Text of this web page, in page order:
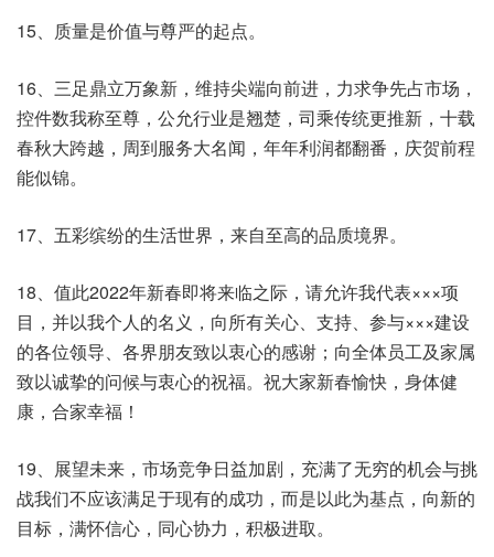
15、质量是价值与尊严的起点。
16、三足鼎立万象新，维持尖端向前进，力求争先占市场，
控件数我称至尊，公允行业是翘楚，司乘传统更推新，十载
春秋大跨越，周到服务大名闻，年年利润都翻番，庆贺前程
能似锦。
17、五彩缤纷的生活世界，来自至高的品质境界。
18、值此2022年新春即将来临之际，请允许我代表×××项
目，并以我个人的名义，向所有关心、支持、参与×××建设
的各位领导、各界朋友致以衷心的感谢；向全体员工及家属
致以诚挚的问候与衷心的祝福。祝大家新春愉快，身体健
康，合家幸福！
19、展望未来，市场竞争日益加剧，充满了无穷的机会与挑
战我们不应该满足于现有的成功，而是以此为基点，向新的
目标，满怀信心，同心协力，积极进取。